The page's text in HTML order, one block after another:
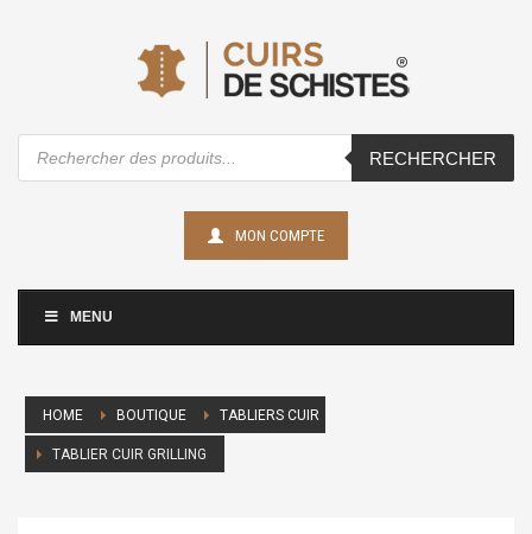
Recherche
de
produits
RECHERCHER
MON COMPTE
MENU
HOME BOUTIQUE TABLIERS CUIR
TABLIER CUIR GRILLING